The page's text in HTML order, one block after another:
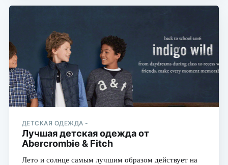
ДЕТСКАЯ ОДЕЖДА -
Лучшая детская одежда от
Abercrombie & Fitch
Лето и солнце самым лучшим образом действует на